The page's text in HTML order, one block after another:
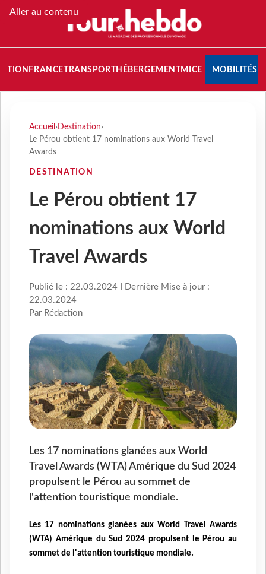
Aller au contenu
FRANCETRANSPORT HÉBERGEMENTMICE MOBILITÉS
Accueil › Destination›
Le Pérou obtient 17 nominations aux World Travel
Awards
DESTINATION
Le Pérou obtient 17
nominations aux World
Travel Awards
Publié le : 22.03.2024 I Dernière Mise à jour :
22.03.2024
Par Rédaction
Les 17 nominations glanées aux World
Travel Awards (WTA) Amérique du Sud 2024
propulsent le Pérou au sommet de
l'attention touristique mondiale.
Les 17 nominations glanées aux World Travel Awards
(WTA) Amérique du Sud 2024 propulsent le Pérou au
sommet de l'attention touristique mondiale.